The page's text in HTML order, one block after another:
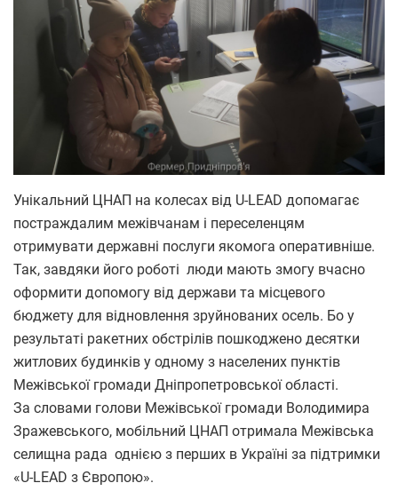
Унікальний ЦНАП на колесах від U-LEAD допомагає
постраждалим межівчанам і переселенцям
отримувати державні послуги якомога оперативніше.
Так, завдяки його роботі люди мають змогу вчасно
оформити допомогу від держави та місцевого
бюджету для відновлення зруйнованих осель. Бо у
результаті ракетних обстрілів пошкоджено десятки
житлових будинків у одному з населених пунктів
Межівської громади Дніпропетровської області.
За словами голови Межівської громади Володимира
Зражевського, мобільний ЦНАП отримала Межівська
селищна рада однією з перших в Україні за підтримки
«U-LEAD з Європою».